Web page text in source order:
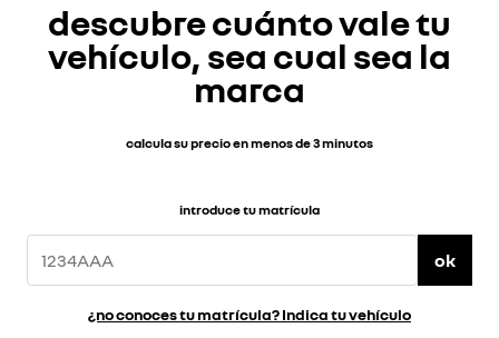
descubre cuánto vale tu
vehículo, sea cual sea la
marca
calcula su precio en menos de 3 minutos
introduce tu matrícula
ok
¿no conoces tu matrícula? Indica tu vehículo